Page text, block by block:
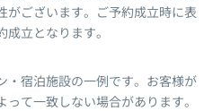
がございます。ご予約成立時に表
立となります。
・宿泊施設の一例です。お客様が
て一致しない場合があります。